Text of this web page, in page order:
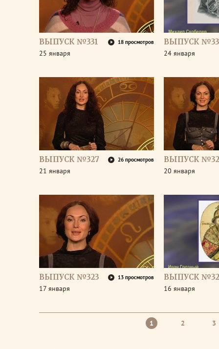
ВЫПУСК №331 18 просмотров
25 января
ВЫПУСК
24 января
ВЫПУСК №327 26 просмотров
21 января
ВЫПУСК
20 января
ВЫПУСК №323 13 просмотров
17 января
ВЫПУСК
16 января
1 2 3